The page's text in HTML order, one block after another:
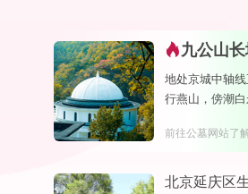
九公山
地处京城中轴
行燕山，傍潮
量极高，是天然
前往公墓网站了
北京延庆区